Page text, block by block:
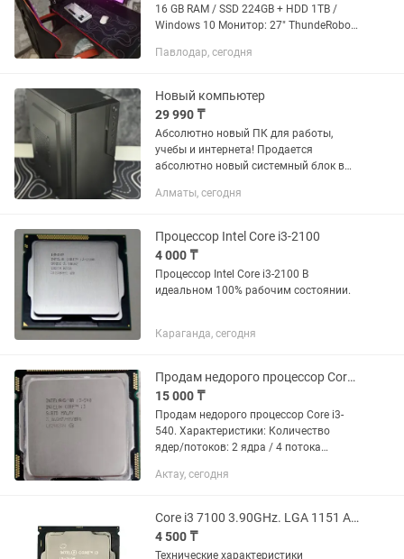
16 GB RAM / SSD 224GB + HDD 1TB /
Windows 10 Монитор: 27" ThundeRobot
картинка) Микрофон: Maono PD200X
Павлодар, сегодня
Новый компьютер
29 990 ₸
Абсолютно новый ПК для работы,
учебы и интернета! Продается
абсолютно новый системный блок в
для дома, офиса или учебы —
протестирован,...
Алматы, сегодня
Процессор Intel Core i3-2100
4 000 ₸
Процессор Intel Core i3-2100 В
идеальном 100% рабочим состоянии.
Караганда, сегодня
Продам недорого процессор Core i3-540
15 000 ₸
Продам недорого процессор Core i3-
540. Характеристики: Количество
ядер/потоков: 2 ядра / 4 потока
(Socket): LGA1156 Архихитектура:
Актау, сегодня
Core i3 7100 3.90GHz. LGA 1151 Алматы
4 500 ₸
Технические характеристики